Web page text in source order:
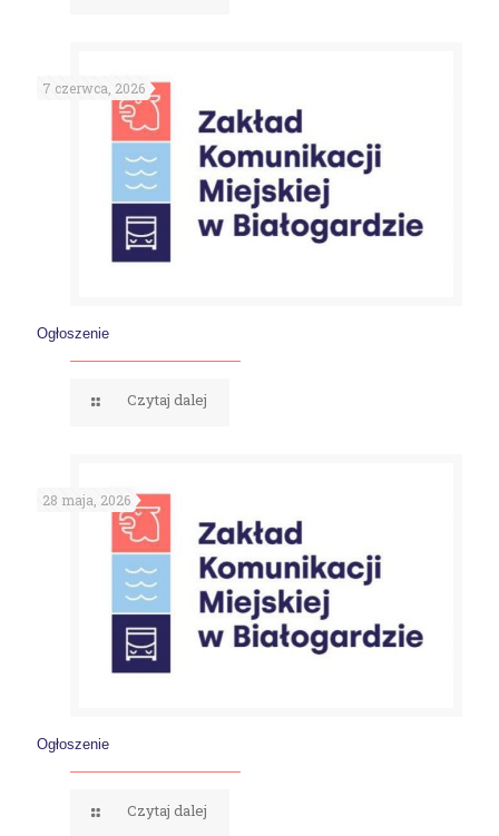
7 czerwca, 2026
Ogłoszenie
Czytaj dalej
28 maja, 2026
Ogłoszenie
Czytaj dalej